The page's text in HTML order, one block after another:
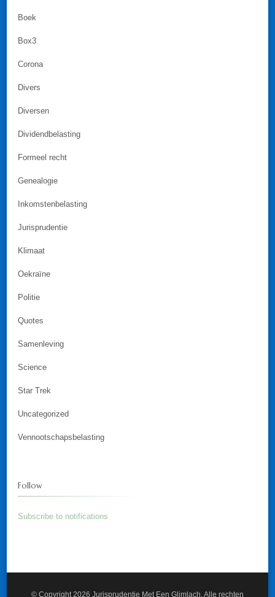
Boek
Box3
Corona
Divers
Diversen
Dividendbelasting
Formeel recht
Genealogie
Inkomstenbelasting
Jurisprudentie
Klimaat
Oekraïne
Politie
Quotes
Samenleving
Science
Star Trek
Uncategorized
Vennootschapsbelasting
Follow
Subscribe to notifications
© Copyright 2026 Jurisprudentie Met Een Glimlach . Alle rechten